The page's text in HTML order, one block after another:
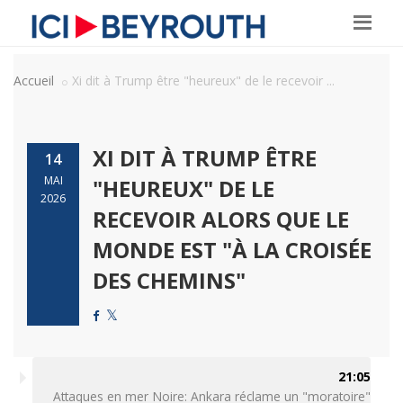
Accueil Xi dit à Trump être "heureux" de le recevoir ...
14
MAI
2026
XI DIT À TRUMP ÊTRE
"HEUREUX" DE LE
RECEVOIR ALORS QUE LE
MONDE EST "À LA CROISÉE
DES CHEMINS"
21:05
Attaques en mer Noire: Ankara réclame un "moratoire"